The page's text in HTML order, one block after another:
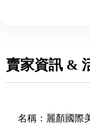
賣家資訊 &
名稱： 麗顏國際